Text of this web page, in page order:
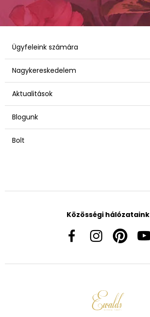
Ügyfeleink számára
Nagykereskedelem
Aktualitások
Blogunk
Bolt
Közösségi hálózataink